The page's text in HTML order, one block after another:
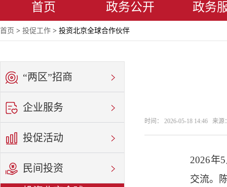
首页 政务公开 政务
首页 > 投促工作 > 投资北京全球合作伙伴
“两区”招商
企业服务
投促活动
民间投资
时间： 2026-05-18 14:46 来源
2026年
交流。